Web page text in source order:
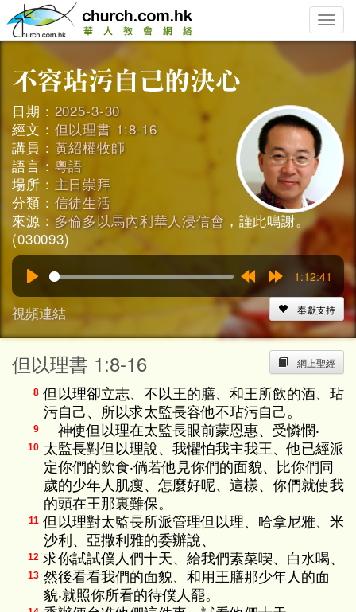
Toggle
日期： 2025-3-30
經文： 但以理書 1:8-16
講員： 黃紹權牧師
語言： 粵語
場所： 主日崇拜
分類： 信徒生活
來源： 多倫多以馬內利華人浸信會 ，謹此鳴謝。
(030093)
Rewind
15s
15s
1:12:41
視頻連結 奉獻支持
網上聖經
但以理書 1:8-16
8 但以理卻立志、不以王的膳、和王所飲的酒、玷
污自己、所以求太監長容他不玷污自己。
9 神使但以理在太監長眼前蒙恩惠、受憐憫‧
10 太監長對但以理說、我懼怕我主我王、他已經派
定你們的飲食‧倘若他見你們的面貌、比你們同
歲的少年人肌瘦、怎麼好呢、這樣、你們就使我
的頭在王那裏難保。
11 但以理對太監長所派管理但以理、哈拿尼雅、米
沙利、亞撒利雅的委辦說、
12 求你試試僕人們十天、給我們素菜喫、白水喝、
13 然後看看我們的面貌、和用王膳那少年人的面
貌‧就照你所看的待僕人罷。